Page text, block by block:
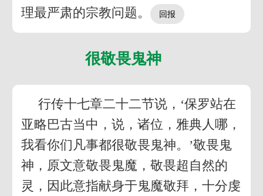
理最严肃的宗教问题。
很敬畏鬼神
行传十七章二十二节说，‘保罗站在
亚略巴古当中，说，诸位，雅典人哪，
我看你们凡事都很敬畏鬼神。’敬畏鬼
神，原文意敬畏鬼魔，敬畏超自然的
灵，因此意指献身于鬼魔敬拜，十分虔